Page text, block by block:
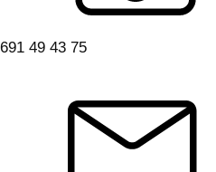
691 49 43 75